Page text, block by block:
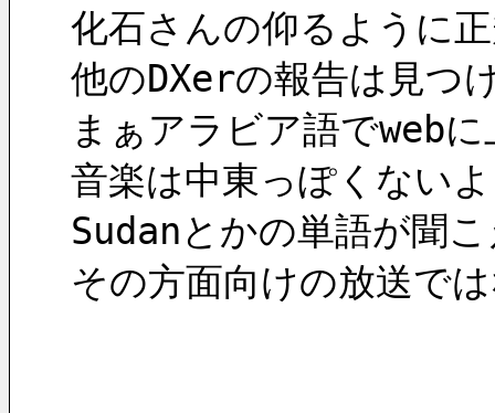
化石さんの仰るように
他のDXerの報告は見つ
まぁアラビア語でweb
音楽は中東っぽくない
Sudanとかの単語が聞
その方面向けの放送で